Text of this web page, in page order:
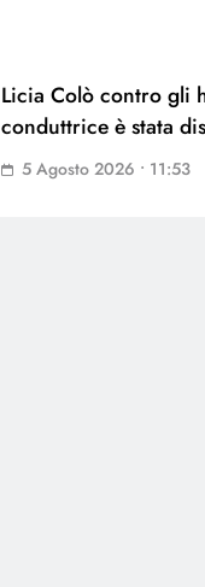
Licia Colò contro gli
conduttrice è stata
5 Agosto 2026 • 11:53